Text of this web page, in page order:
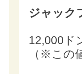
ジャック
12,000ド
（※この